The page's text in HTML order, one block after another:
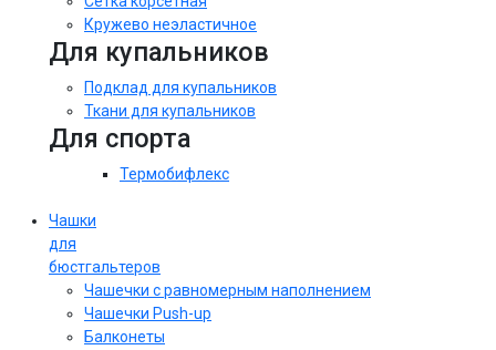
Кружево неэластичное
Для купальников
Подклад для купальников
Ткани для купальников
Для спорта
Термобифлекс
Чашки
для
бюстгальтеров
Чашечки с равномерным наполнением
Чашечки Push-up
Балконеты